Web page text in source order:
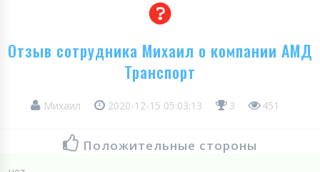
Отзыв сотрудника Михаил о компании АМД
Транспорт
Михаил 2020-12-15 05:03:13 3 451
Положительные стороны